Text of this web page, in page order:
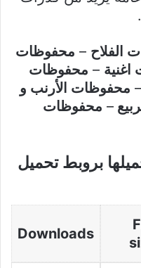
الفلاح – محفوظات
– محفوظات
– محفوظات الأرنب و
– محفوظات
بروبط تحميل
Downloads